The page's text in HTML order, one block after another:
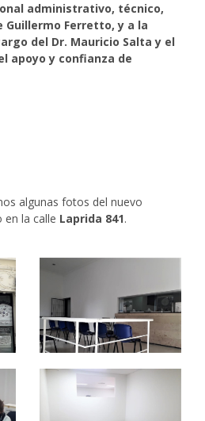
administrativo, técnico,
Ferretto, y a la
del Dr. Mauricio Salta y el
apoyo y confianza de
algunas fotos del nuevo
en la calle Laprida 841.